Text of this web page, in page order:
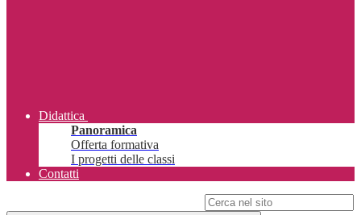
Didattica
Panoramica
Offerta formativa
I progetti delle classi
Contatti